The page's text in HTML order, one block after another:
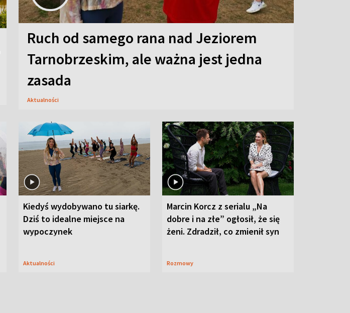
Ruch od samego rana nad Jeziorem
Tarnobrzeskim, ale ważna jest jedna
zasada
Aktualności
Kiedyś wydobywano tu siarkę.
Dziś to idealne miejsce na
wypoczynek
Aktualności
Marcin Korcz z serialu „Na
dobre i na złe” ogłosił, że się
żeni. Zdradził, co zmienił syn
Rozmowy